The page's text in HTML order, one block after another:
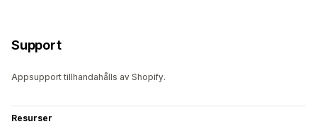
Support
Appsupport tillhandahålls av Shopify.
Resurser